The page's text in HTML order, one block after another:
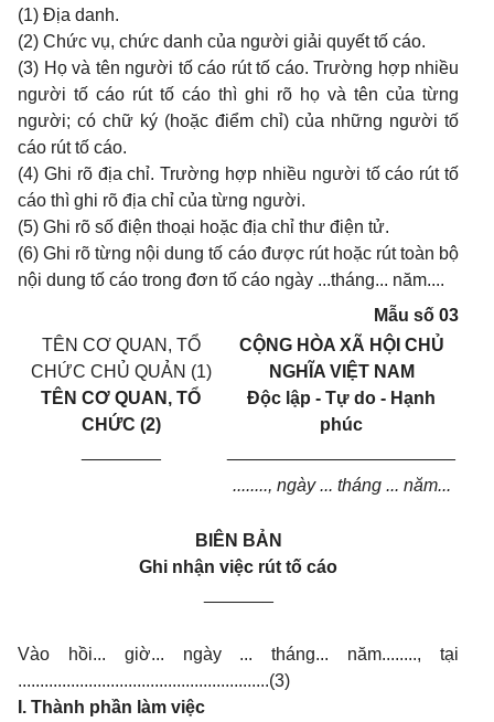
(1) Địa danh.
(2) Chức vụ, chức danh của người giải quyết tố cáo.
(3) Họ và tên người tố cáo rút tố cáo. Trường hợp nhiều
người tố cáo rút tố cáo thì ghi rõ họ và tên của từng
người; có chữ ký (hoặc điểm chỉ) của những người tố
cáo rút tố cáo.
(4) Ghi rõ địa chỉ. Trường hợp nhiều người tố cáo rút tố
cáo thì ghi rõ địa chỉ của từng người.
(5) Ghi rõ số điện thoại hoặc địa chỉ thư điện tử.
(6) Ghi rõ từng nội dung tố cáo được rút hoặc rút toàn bộ
nội dung tố cáo trong đơn tố cáo ngày ...tháng... năm....
Mẫu số 03
TÊN CƠ QUAN, TỔ
CHỨC CHỦ QUẢN (1)
TÊN CƠ QUAN, TỔ
CHỨC (2)
CỘNG HÒA XÃ HỘI CHỦ
NGHĨA VIỆT NAM
Độc lập - Tự do - Hạnh
phúc
........, ngày ... tháng ... năm...
BIÊN BẢN
Ghi nhận việc rút tố cáo
Vào hồi... giờ... ngày ... tháng... năm........, tại
.........................................................(3)
I. Thành phần làm việc